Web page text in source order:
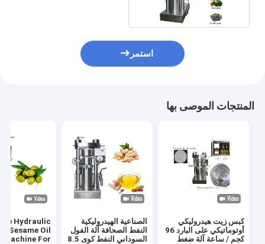
استمر
المنتجات الموصى بها
كبس زيت هيدروليكي
أوتوماتيكي على البارد 96
كجم / ساعة آلة ضغط
الصناعية الهيدروليكية
النفط الصحافة آلة الفول
السوداني النفط كوى 8.5
Hydraulic
Sesame Oil
Machine For